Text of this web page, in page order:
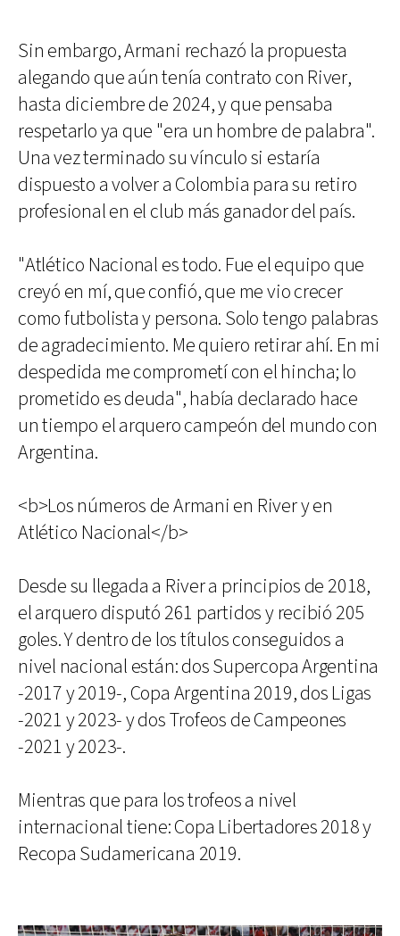
Sin embargo, Armani rechazó la propuesta
alegando que aún tenía contrato con River,
hasta diciembre de 2024, y que pensaba
respetarlo ya que "era un hombre de palabra".
Una vez terminado su vínculo si estaría
dispuesto a volver a Colombia para su retiro
profesional en el club más ganador del país.
"Atlético Nacional es todo. Fue el equipo que
creyó en mí, que confió, que me vio crecer
como futbolista y persona. Solo tengo palabras
de agradecimiento. Me quiero retirar ahí. En mi
despedida me comprometí con el hincha; lo
prometido es deuda", había declarado hace
un tiempo el arquero campeón del mundo con
Argentina.
<b>Los números de Armani en River y en
Atlético Nacional</b>
Desde su llegada a River a principios de 2018,
el arquero disputó 261 partidos y recibió 205
goles. Y dentro de los títulos conseguidos a
nivel nacional están: dos Supercopa Argentina
-2017 y 2019-, Copa Argentina 2019, dos Ligas
-2021 y 2023- y dos Trofeos de Campeones
-2021 y 2023-.
Mientras que para los trofeos a nivel
internacional tiene: Copa Libertadores 2018 y
Recopa Sudamericana 2019.